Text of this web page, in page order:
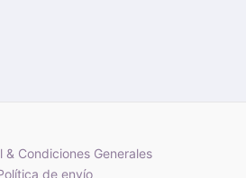
& Condiciones Generales
de envío